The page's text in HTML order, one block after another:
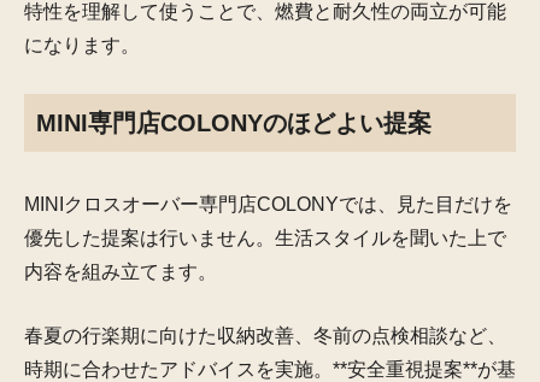
特性を理解して使うことで、燃費と耐久性の両立が可能
になります。
MINI専門店COLONYのほどよい提案
MINIクロスオーバー専門店COLONYでは、見た目だけを
優先した提案は行いません。生活スタイルを聞いた上で
内容を組み立てます。
春夏の行楽期に向けた収納改善、冬前の点検相談など、
時期に合わせたアドバイスを実施。**安全重視提案**が基